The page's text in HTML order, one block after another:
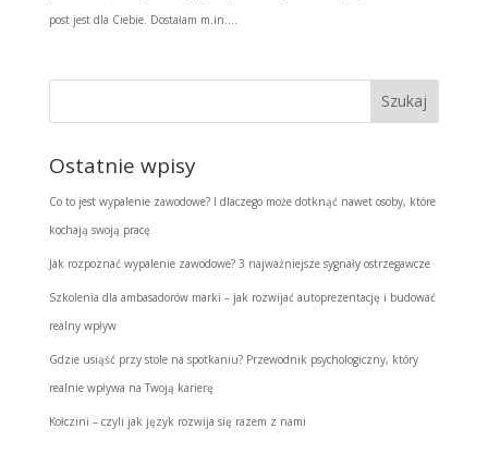
post jest dla Ciebie. Dostałam m.in....
Ostatnie wpisy
Co to jest wypalenie zawodowe? I dlaczego może dotknąć nawet osoby, które
kochają swoją pracę
Jak rozpoznać wypalenie zawodowe? 3 najważniejsze sygnały ostrzegawcze
Szkolenia dla ambasadorów marki – jak rozwijać autoprezentację i budować
realny wpływ
Gdzie usiąść przy stole na spotkaniu? Przewodnik psychologiczny, który
realnie wpływa na Twoją karierę
Kołczini – czyli jak język rozwija się razem z nami